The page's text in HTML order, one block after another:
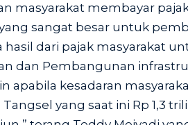
masyarakat membayar
sangat besar untuk
hasil dari pajak masyarakat
dan Pembangunan
apabila kesadaran
Tangsel yang saat ini Rp 1,3